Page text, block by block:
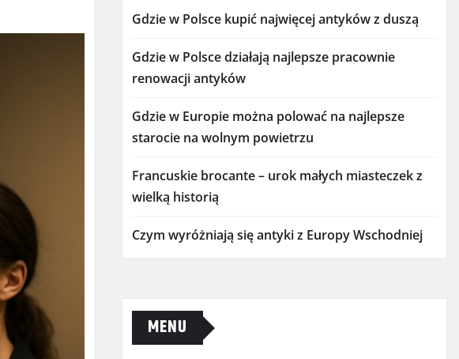
Gdzie w Polsce kupić najwięcej antyków z duszą
Gdzie w Polsce działają najlepsze pracownie
renowacji antyków
Gdzie w Europie można polować na najlepsze
starocie na wolnym powietrzu
Francuskie brocante – urok małych miasteczek z
wielką historią
Czym wyróżniają się antyki z Europy Wschodniej
MENU